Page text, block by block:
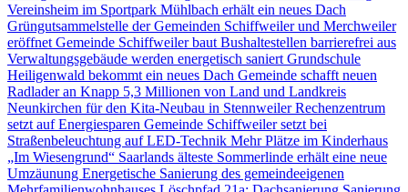
Vereinsheim im Sportpark Mühlbach erhält ein neues Dach
Grüngutsammelstelle der Gemeinden Schiffweiler und Merchweiler
eröffnet Gemeinde Schiffweiler baut Bushaltestellen barrierefrei aus
Verwaltungsgebäude werden energetisch saniert Grundschule
Heiligenwald bekommt ein neues Dach Gemeinde schafft neuen
Radlader an Knapp 5,3 Millionen von Land und Landkreis
Neunkirchen für den Kita-Neubau in StennweilerRechenzentrum
setzt auf Energiesparen Gemeinde Schiffweiler setzt bei
Straßenbeleuchtung auf LED-Technik Mehr Plätze im Kinderhaus
„Im Wiesengrund“ Saarlands älteste Sommerlinde erhält eine neue
Umzäunung Energetische Sanierung des gemeindeeigenen